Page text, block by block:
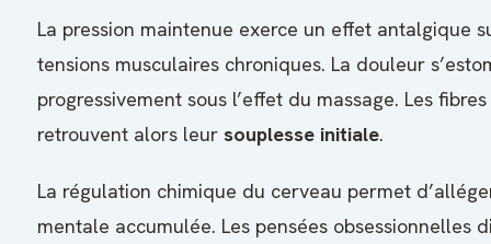
La pression maintenue exerce un effet antalgique
tensions musculaires chroniques. La douleur
progressivement sous l’effet du massage. Les
retrouvent alors leur souplesse initiale.
La régulation chimique du cerveau permet
mentale accumulée. Les pensées obsessionnelles